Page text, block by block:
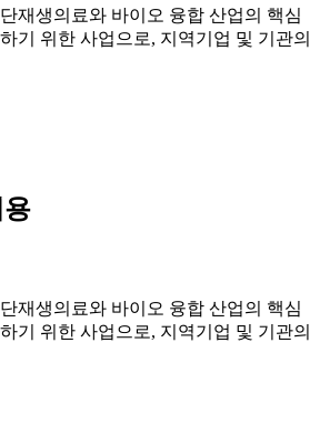
재생의료와 바이오 융합 산업의 핵심
기 위한 사업으로, 지역기업 및 기관의
재생의료와 바이오 융합 산업의 핵심
기 위한 사업으로, 지역기업 및 기관의